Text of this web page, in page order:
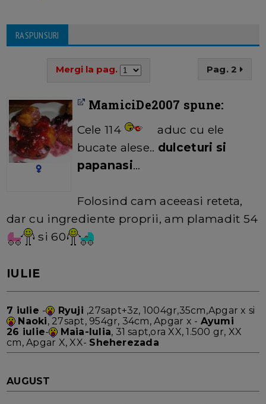
RASPUNSURI
Mergi la pag. Pag. 2
MamiciDe2007 spune:
Cele 114
aduc cu ele
bucate alese.. dulceturi si
papanasi…
Folosind cam aceeasi reteta,
dar cu ingrediente proprii, am plamadit 54
si 60
IULIE
7 iulie - Ryuji ,27sapt+3z, 1004gr,35cm,Apgar x si
Naoki, 27sapt, 954gr, 34cm, Apgar x - Ayumi
26 iulie- Maia-Iulia, 31 sapt,ora XX, 1.500 gr, XX
cm, Apgar X, XX- Sheherezada
AUGUST